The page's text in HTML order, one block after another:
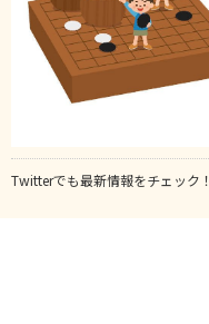
Twitterでも最新情報をチェック！